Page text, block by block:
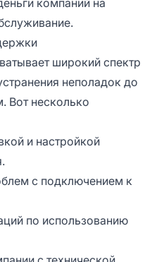
широкий спектр
неполадок до
Вот несколько
и настройкой
с подключением к
по использованию